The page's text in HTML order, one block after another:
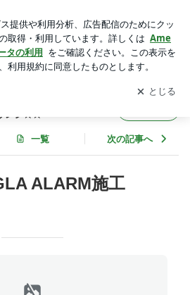
オートラウンジ☆☆
ブログの更新通知
を受け取りまし
開く
ンジ☆☆
一覧 次の記事へ
ALARM施工